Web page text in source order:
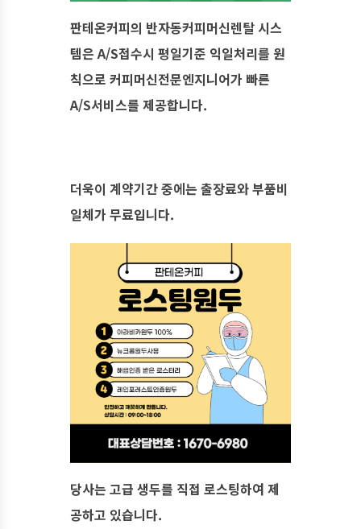
판테온커피의 반자동커피머신렌탈 시스
템은 A/S접수시 평일기준 익일처리를 원
칙으로 커피머신전문엔지니어가 빠른
A/S서비스를 제공합니다.
​더욱이 계약기간 중에는 출장료와 부품비
일체가 무료입니다.
당사는 고급 생두를 직접 로스팅하여 제
공하고 있습니다.